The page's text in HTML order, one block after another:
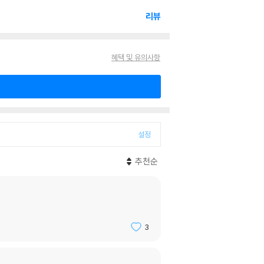
리뷰
혜택 및 유의사항
설정
추천순
3